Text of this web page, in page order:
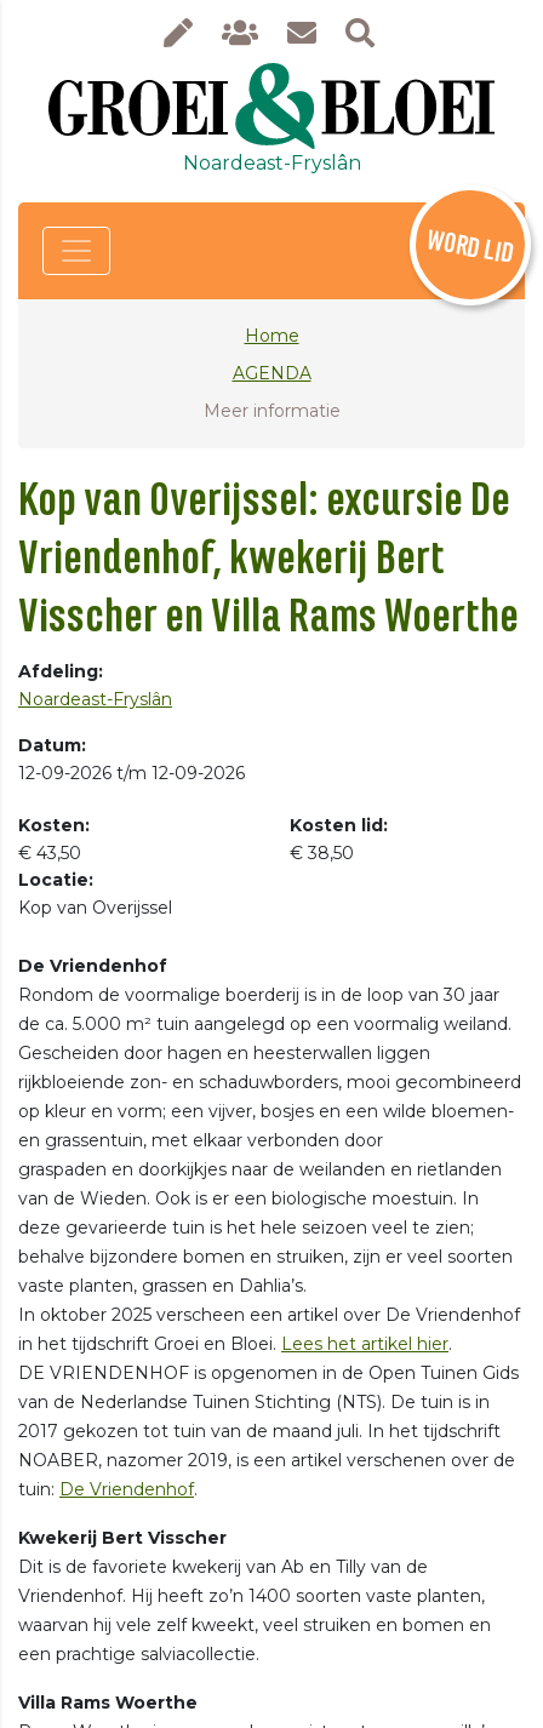
Noardeast-Fryslân
WORD LID
Home
AGENDA
Meer informatie
Kop van Overijssel: excursie De
Vriendenhof, kwekerij Bert
Visscher en Villa Rams Woerthe
Afdeling:
Noardeast-Fryslân
Datum:
12-09-2026 t/m 12-09-2026
Kosten:
€ 43,50
Kosten lid:
€ 38,50
Locatie:
Kop van Overijssel
De Vriendenhof
Rondom de voormalige boerderij is in de loop van 30 jaar
de ca. 5.000 m² tuin aangelegd op een voormalig weiland.
Gescheiden door hagen en heesterwallen liggen
rijkbloeiende zon- en schaduwborders, mooi gecombineerd
op kleur en vorm; een vijver, bosjes en een wilde bloemen-
en grassentuin, met elkaar verbonden door
graspaden en doorkijkjes naar de weilanden en rietlanden
van de Wieden. Ook is er een biologische moestuin. In
deze gevarieerde tuin is het hele seizoen veel te zien;
behalve bijzondere bomen en struiken, zijn er veel soorten
vaste planten, grassen en Dahlia’s.
In oktober 2025 verscheen een artikel over De Vriendenhof
in het tijdschrift Groei en Bloei. Lees het artikel hier.
DE VRIENDENHOF is opgenomen in de Open Tuinen Gids
van de Nederlandse Tuinen Stichting (NTS). De tuin is in
2017 gekozen tot tuin van de maand juli. In het tijdschrift
NOABER, nazomer 2019, is een artikel verschenen over de
tuin: De Vriendenhof.
Kwekerij Bert Visscher
Dit is de favoriete kwekerij van Ab en Tilly van de
Vriendenhof. Hij heeft zo’n 1400 soorten vaste planten,
waarvan hij vele zelf kweekt, veel struiken en bomen en
een prachtige salviacollectie.
Villa Rams Woerthe